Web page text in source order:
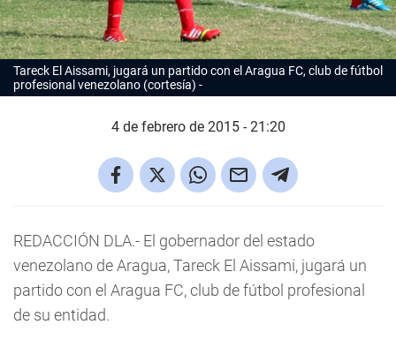
Tareck El Aissami, jugará un partido con el Aragua FC, club de fútbol
profesional venezolano (cortesía)
4 de febrero de 2015 - 21:20
REDACCIÓN DLA.- El gobernador del estado
venezolano de Aragua, Tareck El Aissami, jugará un
partido con el Aragua FC, club de fútbol profesional
de su entidad.